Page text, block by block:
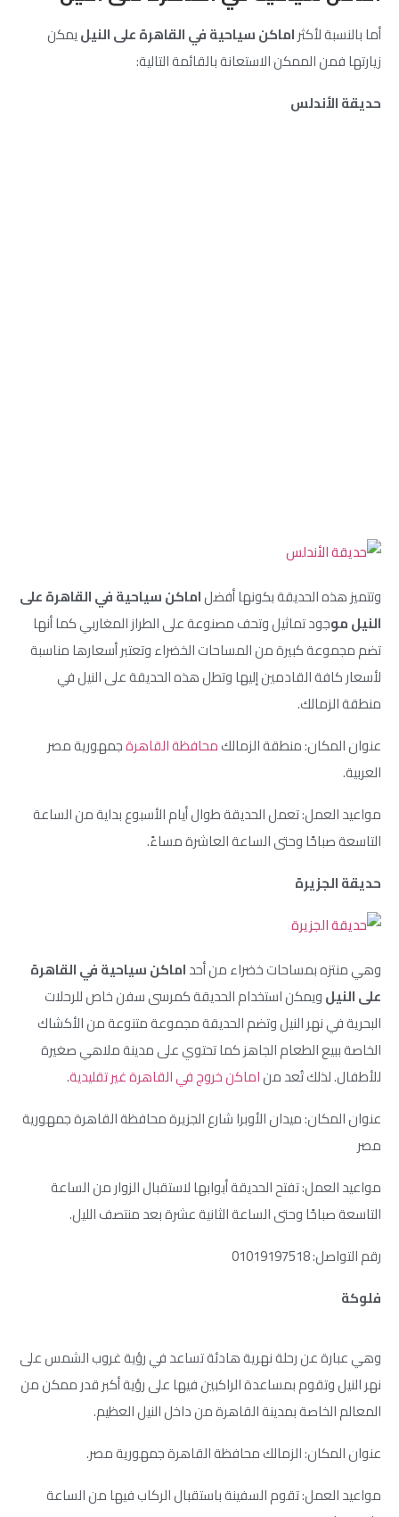
أما بالنسبة لأكثراماكن سياحية في القاهرة على النيليمكن
زيارتها فمن الممكن الاستعانة بالقائمة التالية:
حديقة الأندلس
وتتميز هذه الحديقة بكونها أفضلاماكن سياحية في القاهرة على
النيل موجود تماثيل وتحف مصنوعة على الطراز المغاربي كما أنها
تضم مجموعة كبيرة من المساحات الخضراء وتعتبر أسعارها مناسبة
لأسعار كافة القادمين إليها وتطل هذه الحديقة على النيل في
منطقة الزمالك.
عنوان المكان: منطقة الزمالكمحافظة القاهرةجمهورية مصر
العربية.
مواعيد العمل: تعمل الحديقة طوال أيام الأسبوع بداية من الساعة
التاسعة صباحًا وحتى الساعة العاشرة مساءً.
حديقة الجزيرة
وهي منتزه بمساحات خضراء من أحداماكن سياحية في القاهرة
على النيلويمكن استخدام الحديقة كمرسى سفن خاص للرحلات
البحرية في نهر النيل وتضم الحديقة مجموعة متنوعة من الأكشاك
الخاصة ببيع الطعام الجاهز كما تحتوي على مدينة ملاهي صغيرة
للأطفال. لذلك تُعد مناماكن خروج في القاهرة غير تقليدية.
عنوان المكان: ميدان الأوبرا شارع الجزيرة محافظة القاهرة جمهورية
مصر
مواعيد العمل: تفتح الحديقة أبوابها لاستقبال الزوار من الساعة
التاسعة صباحًا وحتى الساعة الثانية عشرة بعد منتصف الليل.
رقم التواصل: 01019197518
فلوكة
وهي عبارة عن رحلة نهرية هادئة تساعد في رؤية غروب الشمس على
نهر النيل وتقوم بمساعدة الراكبين فيها على رؤية أكبر قدر ممكن من
المعالم الخاصة بمدينة القاهرة من داخل النيل العظيم.
عنوان المكان: الزمالك محافظة القاهرة جمهورية مصر.
مواعيد العمل: تقوم السفينة باستقبال الركاب فيها من الساعة